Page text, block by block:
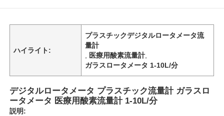
ハイライト:
プラスチックデジタルロータメータ流
量計
医療用酸素流量計,
ガラスロータメータ 1-10L/分
デジタルロータメータ プラスチック流量計 ガラスロ
ータメータ 医療用酸素流量計 1-10L/分
説明: